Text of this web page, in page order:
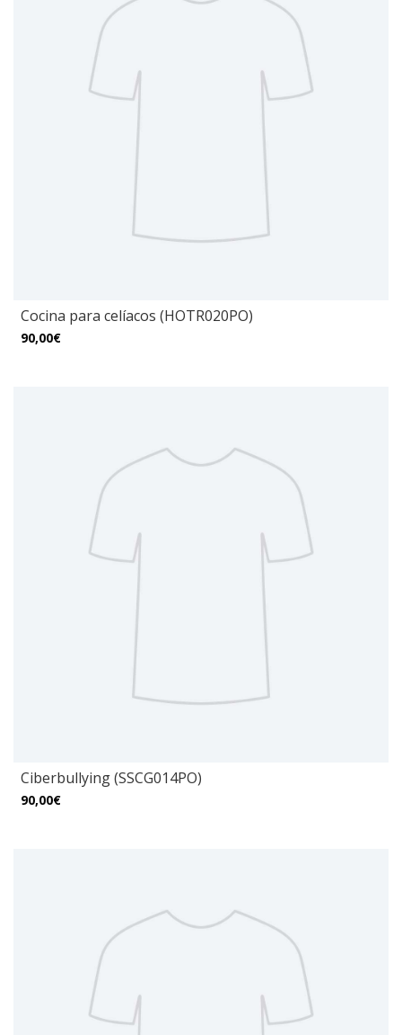
Cocina para celíacos (HOTR020PO)
90,00€
Ciberbullying (SSCG014PO)
90,00€